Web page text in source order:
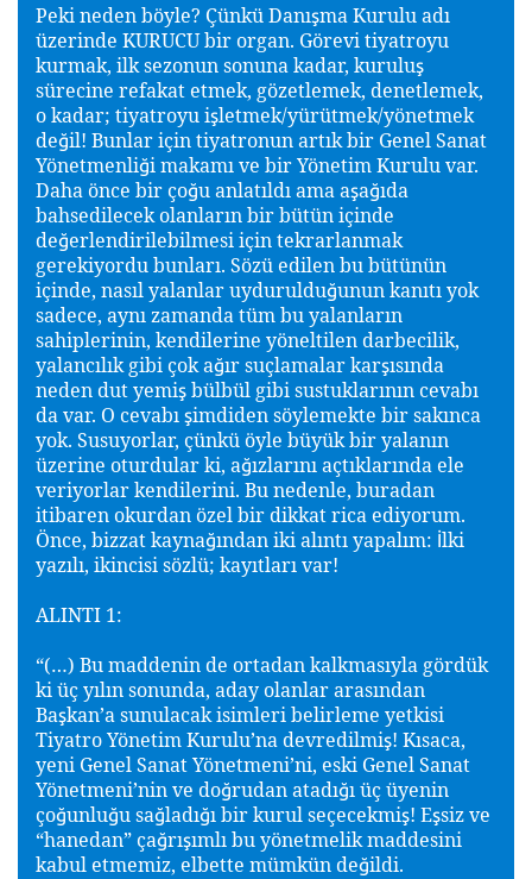
Peki neden böyle? Çünkü Danışma Kurulu adı
üzerinde KURUCU bir organ. Görevi tiyatroyu
kurmak, ilk sezonun sonuna kadar, kuruluş
sürecine refakat etmek, gözetlemek, denetlemek,
o kadar; tiyatroyu işletmek/yürütmek/yönetmek
değil! Bunlar için tiyatronun artık bir Genel Sanat
Yönetmenliği makamı ve bir Yönetim Kurulu var.
Daha önce bir çoğu anlatıldı ama aşağıda
bahsedilecek olanların bir bütün içinde
değerlendirilebilmesi için tekrarlanmak
gerekiyordu bunları. Sözü edilen bu bütünün
içinde, nasıl yalanlar uydurulduğunun kanıtı yok
sadece, aynı zamanda tüm bu yalanların
sahiplerinin, kendilerine yöneltilen darbecilik,
yalancılık gibi çok ağır suçlamalar karşısında
neden dut yemiş bülbül gibi sustuklarının cevabı
da var. O cevabı şimdiden söylemekte bir sakınca
yok. Susuyorlar, çünkü öyle büyük bir yalanın
üzerine oturdular ki, ağızlarını açtıklarında ele
veriyorlar kendilerini. Bu nedenle, buradan
itibaren okurdan özel bir dikkat rica ediyorum.
Önce, bizzat kaynağından iki alıntı yapalım: İlki
yazılı, ikincisi sözlü; kayıtları var!
ALINTI 1:
“(…) Bu maddenin de ortadan kalkmasıyla gördük
ki üç yılın sonunda, aday olanlar arasından
Başkan’a sunulacak isimleri belirleme yetkisi
Tiyatro Yönetim Kurulu’na devredilmiş! Kısaca,
yeni Genel Sanat Yönetmeni’ni, eski Genel Sanat
Yönetmeni’nin ve doğrudan atadığı üç üyenin
çoğunluğu sağladığı bir kurul seçecekmiş! Eşsiz ve
“hanedan” çağrışımlı bu yönetmelik maddesini
kabul etmemiz, elbette mümkün değildi.